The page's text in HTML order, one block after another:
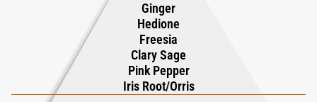
Ginger
Hedione
Freesia
Clary Sage
Pink Pepper
Iris Root/Orris